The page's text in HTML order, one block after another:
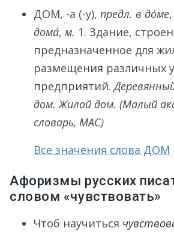
ДОМ, -а (-у), предл. в до́ме,
дома́, м. 1. Здание,
предназначенное для
размещения различных
предприятий.
дом. Жилой дом. (Малый
словарь, МАС)
Все значения слова ДОМ
Афоризмы русских
словом «чувствовать»
Чтоб научиться